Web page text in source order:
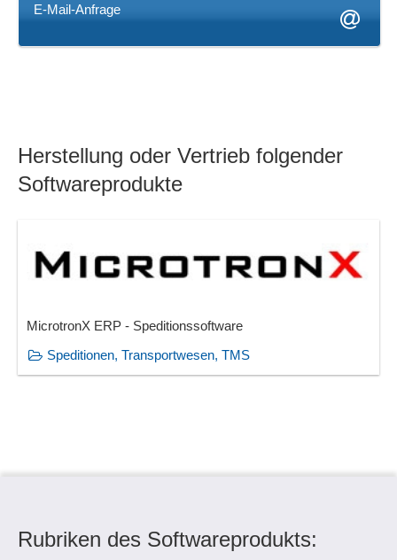
E-Mail-Anfrage
Herstellung oder Vertrieb folgender
Softwareprodukte
MicrotronX ERP - Speditionssoftware
Speditionen, Transportwesen, TMS
Rubriken des Softwareprodukts: